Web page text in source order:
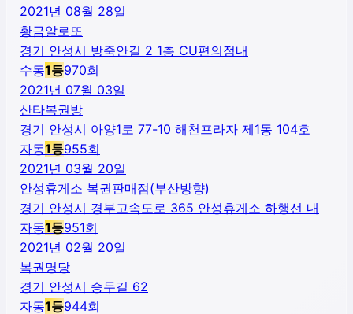
2021년 08월 28일
황금알로또
경기 안성시 방죽안길 2 1층 CU편의점내
수동1등970회
2021년 07월 03일
산타복권방
경기 안성시 아양1로 77-10 해천프라자 제1동 104호
자동1등955회
2021년 03월 20일
안성휴게소 복권판매점(부산방향)
경기 안성시 경부고속도로 365 안성휴게소 하행선 내
자동1등951회
2021년 02월 20일
복권명당
경기 안성시 승두길 62
자동1등944회